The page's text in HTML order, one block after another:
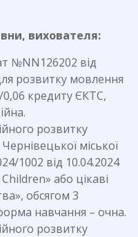
вихователя:
№NN126202 від
розвитку мовлення
кредиту ЄКТС,
розвитку
міської
1002 від 10.04.2024
або цікаві
обсягом 3
навчання – очна.
розвитку